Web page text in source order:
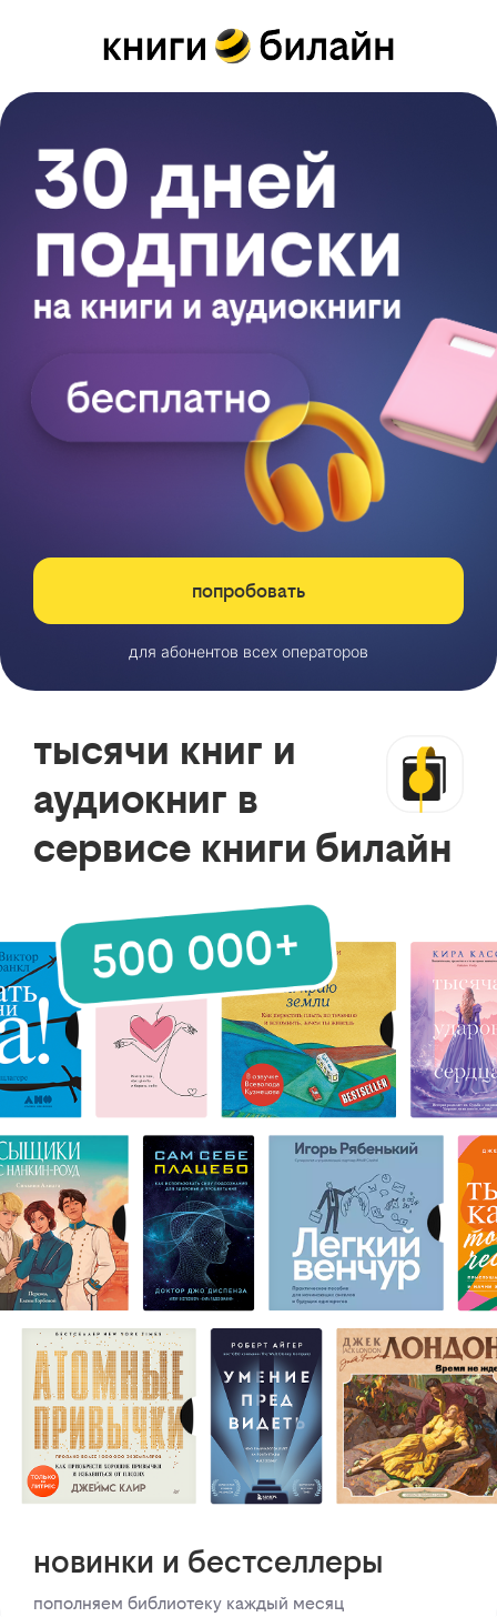
попробовать
для абонентов всех операторов
тысячи книг и
аудиокниг в
сервисе книги билайн
новинки и бестселлеры
пополняем библиотеку каждый месяц